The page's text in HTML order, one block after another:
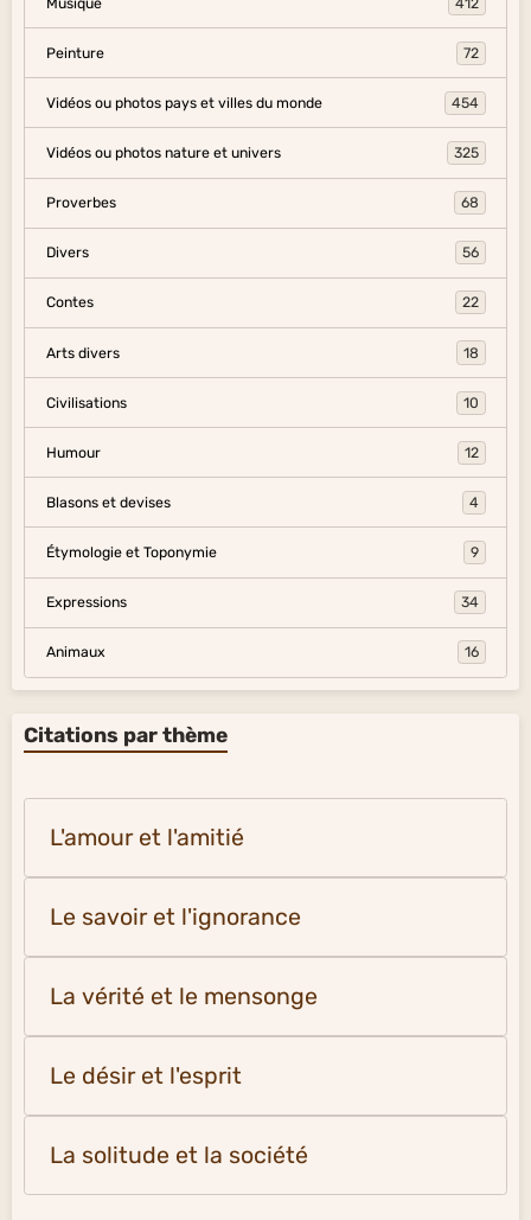
Peinture 72
Vidéos ou photos pays et villes du monde 454
Vidéos ou photos nature et univers 325
Proverbes 68
Divers 56
Contes 22
Arts divers 18
Civilisations 10
Humour 12
Blasons et devises 4
Étymologie et Toponymie 9
Expressions 34
Animaux 16
Citations par thème
L'amour et l'amitié
Le savoir et l'ignorance
La vérité et le mensonge
Le désir et l'esprit
La solitude et la société